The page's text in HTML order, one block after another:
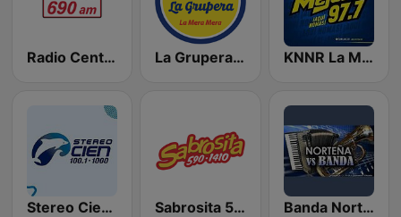
Radio Centro y El Fonógrafo La Grupera 89.3 FM KNNR La Mejor 97.7 FM
Stereo Cien 100.1 FM Sabrosita 590 AM Banda Norteña